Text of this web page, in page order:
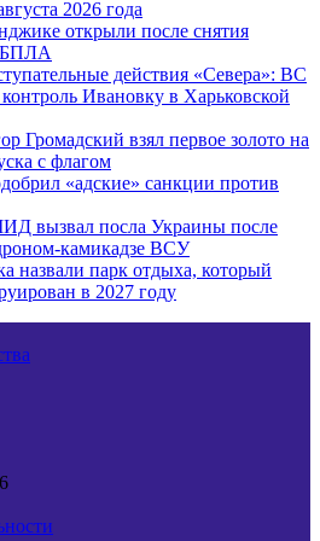
2026 года
открыли после снятия
БПЛА
действия «Севера»: ВС
Ивановку в Харьковской
Громадский взял первое золото на
с флагом
«адские» санкции против
вызвал посла Украины после
камикадзе ВСУ
назвали парк отдыха, который
в 2027 году